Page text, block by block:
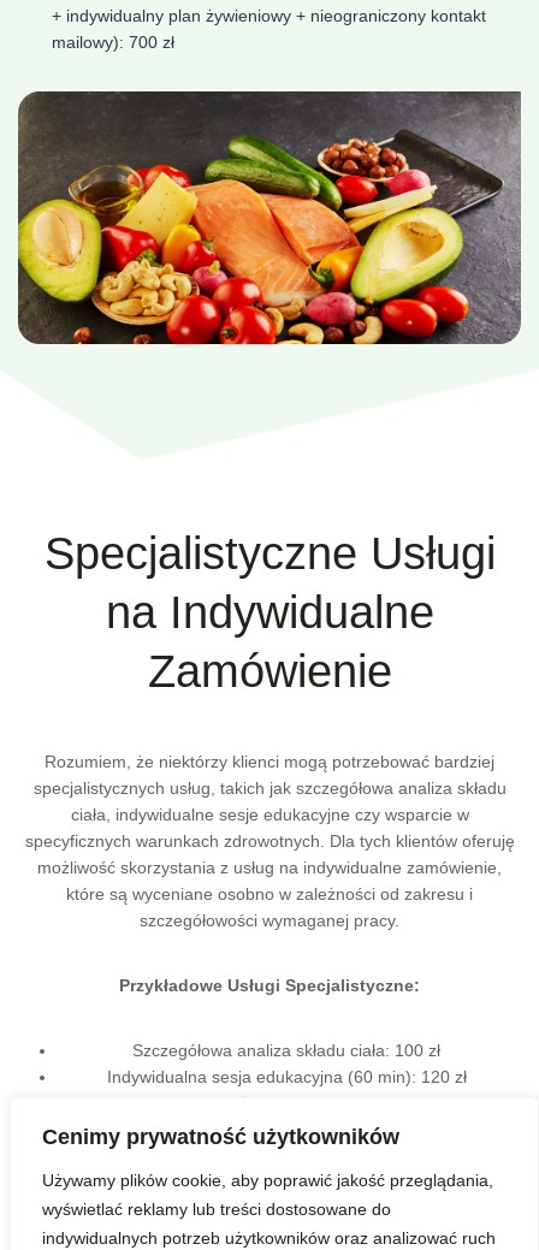
Cenimy prywatność użytkowników
Używamy plików cookie, aby poprawić jakość przeglądania,
wyświetlać reklamy lub treści dostosowane do
indywidualnych potrzeb użytkowników oraz analizować ruch
+ indywidualny plan żywieniowy + nieograniczony kontakt
mailowy): 700 zł
Specjalistyczne Usługi
na Indywidualne
Zamówienie
Rozumiem, że niektórzy klienci mogą potrzebować bardziej
specjalistycznych usług, takich jak szczegółowa analiza składu
ciała, indywidualne sesje edukacyjne czy wsparcie w
specyficznych warunkach zdrowotnych. Dla tych klientów oferuję
możliwość skorzystania z usług na indywidualne zamówienie,
które są wyceniane osobno w zależności od zakresu i
szczegółowości wymaganej pracy.
Przykładowe Usługi Specjalistyczne:
Szczegółowa analiza składu ciała: 100 zł
Indywidualna sesja edukacyjna (60 min): 120 zł
Indywidualny program żywieniowy dla osób z określonymi
schorzeniami: Cena ustalana indywidualnie
Zachęcam do kontaktu w celu omówienia szczegółów i ustalenia
najlepszego planu działania dopasowanego do Twoich potrzeb i